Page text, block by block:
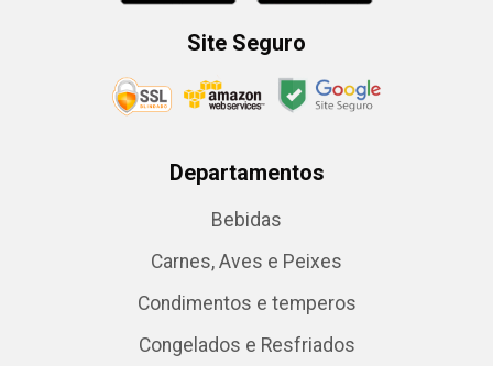
Site Seguro
Departamentos
Bebidas
Carnes, Aves e Peixes
Condimentos e temperos
Congelados e Resfriados